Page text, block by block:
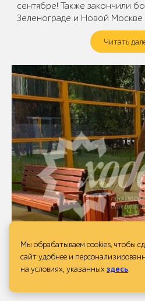
сентябре! Также закончили
Зеленограде и Новой
Читать
Мы обрабатываем cookies, чтобы
сайт удобнее и
на условиях, указанныхздесь.